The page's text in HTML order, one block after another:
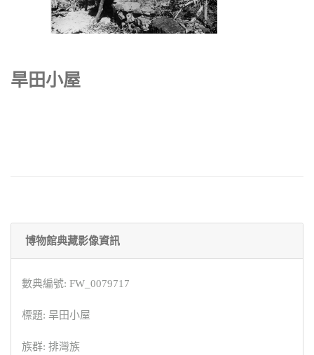
旱田小屋
博物館典藏影像資訊
數典編號: FW_0079717
標題: 旱田小屋
族群: 排灣族